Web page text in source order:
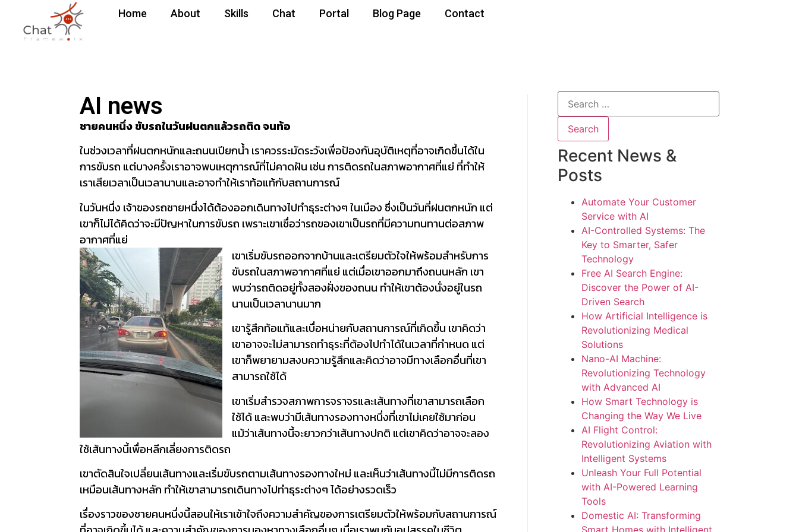
Home About Skills Chat Portal Blog Page Contact
AI news
ชายคนหนึ่ง ขับรถในวันฝนตกแล้วรถติด จนท้อ
ในช่วงเวลาที่ฝนตกหนักและถนนเปียกน้ำ เราควรระมัดระวังเพื่อป้องกันอุบัติเหตุที่อาจเกิดขึ้นได้ใน
การขับรถ แต่บางครั้งเราอาจพบเหตุการณ์ที่ไม่คาดฝัน เช่น การติดรถในสภาพอากาศที่แย่ ที่ทำให้
เราเสียเวลาเป็นเวลานานและอาจทำให้เราท้อแท้กับสถานการณ์
ในวันหนึ่ง เจ้าของรถชายหนึ่งได้ต้องออกเดินทางไปทำธุระต่างๆ ในเมือง ซึ่งเป็นวันที่ฝนตกหนัก แต่
เขาก็ไม่ได้คิดว่าจะมีปัญหาในการขับรถ เพราะเขาเชื่อว่ารถของเขาเป็นรถที่มีความทนทานต่อสภาพ
อากาศที่แย่
เขาเริ่มขับรถออกจากบ้านและเตรียมตัวใจให้พร้อมสำหรับการ
ขับรถในสภาพอากาศที่แย่ แต่เมื่อเขาออกมาถึงถนนหลัก เขา
พบว่ารถติดอยู่ทั้งสองฝั่งของถนน ทำให้เขาต้องนั่งอยู่ในรถ
นานเป็นเวลานานมาก
เขารู้สึกท้อแท้และเบื่อหน่ายกับสถานการณ์ที่เกิดขึ้น เขาคิดว่า
เขาอาจจะไม่สามารถทำธุระที่ต้องไปทำได้ในเวลาที่กำหนด แต่
เขาก็พยายามสงบความรู้สึกและคิดว่าอาจมีทางเลือกอื่นที่เขา
สามารถใช้ได้
เขาเริ่มสำรวจสภาพการจราจรและเส้นทางที่เขาสามารถเลือก
ใช้ได้ และพบว่ามีเส้นทางรองทางหนึ่งที่เขาไม่เคยใช้มาก่อน
แม้ว่าเส้นทางนี้จะยาวกว่าเส้นทางปกติ แต่เขาคิดว่าอาจจะลอง
ใช้เส้นทางนี้เพื่อหลีกเลี่ยงการติดรถ
เขาตัดสินใจเปลี่ยนเส้นทางและเริ่มขับรถตามเส้นทางรองทางใหม่ และเห็นว่าเส้นทางนี้ไม่มีการติดรถ
เหมือนเส้นทางหลัก ทำให้เขาสามารถเดินทางไปทำธุระต่างๆ ได้อย่างรวดเร็ว
เรื่องราวของชายคนหนึ่งนี้สอนให้เราเข้าใจถึงความสำคัญของการเตรียมตัวให้พร้อมกับสถานการณ์
Recent News &
Posts
Automate Your Customer
Service with AI
AI-Controlled Systems: The
Key to Smarter, Safer
Technology
Free AI Search Engine:
Discover the Power of AI-
Driven Search
How Artificial Intelligence is
Revolutionizing Medical
Solutions
Nano-AI Machine:
Revolutionizing Technology
with Advanced AI
How Smart Technology is
Changing the Way We Live
AI Flight Control:
Revolutionizing Aviation with
Intelligent Systems
Unleash Your Full Potential
with AI-Powered Learning
Tools
Domestic AI: Transforming
Smart Homes with Intelligent